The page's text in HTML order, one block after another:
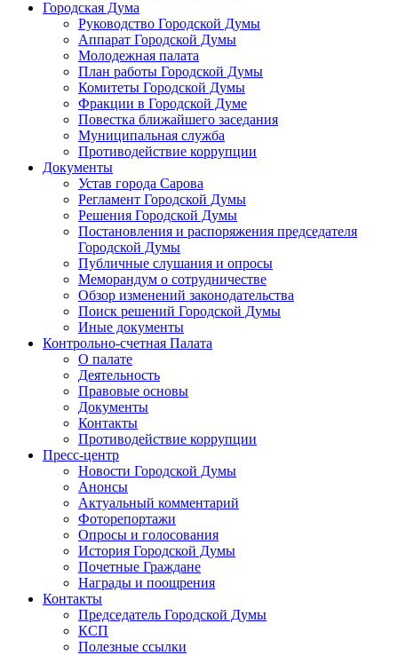
Городская Дума
Руководство Городской Думы
Аппарат Городской Думы
Молодежная палата
План работы Городской Думы
Комитеты Городской Думы
Фракции в Городской Думе
Повестка ближайшего заседания
Муниципальная служба
Противодействие коррупции
Документы
Устав города Сарова
Регламент Городской Думы
Решения Городской Думы
Постановления и распоряжения председателя
Городской Думы
Публичные слушания и опросы
Меморандум о сотрудничестве
Обзор изменений законодательства
Поиск решений Городской Думы
Иные документы
Контрольно-счетная Палата
О палате
Деятельность
Правовые основы
Документы
Контакты
Противодействие коррупции
Пресс-центр
Новости Городской Думы
Анонсы
Актуальный комментарий
Фоторепортажи
Опросы и голосования
История Городской Думы
Почетные Граждане
Награды и поощрения
Контакты
Председатель Городской Думы
КСП
Полезные ссылки